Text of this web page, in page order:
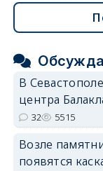
В
центра
32 5515
Возле
появятся